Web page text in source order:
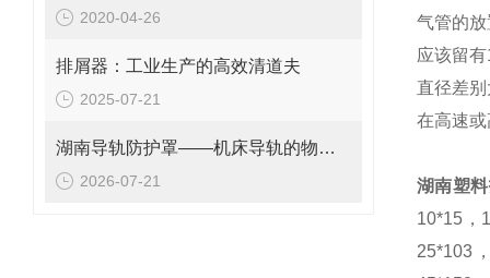
2020-04-26
排屑器：工业生产的高效清道夫
2025-07-21
湖南导轨防护罩——机床导轨的物理防护部件
2026-07-21
气管的
应该留
直径差
在高速
湖南塑
10*15，
25*103